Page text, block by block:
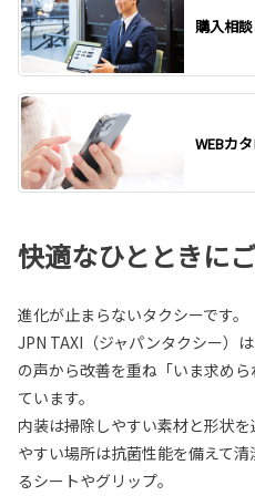
購入相談
WEBカ
快適なひとときに
進化が止まらないタクシーです。
JPN TAXI（ジャパンタクシー）
の声から改善を重ね「いま求め
ています。
内装は掃除しやすい素材と形状
やすい場所は抗菌性能を備えて
るシートやグリップ。